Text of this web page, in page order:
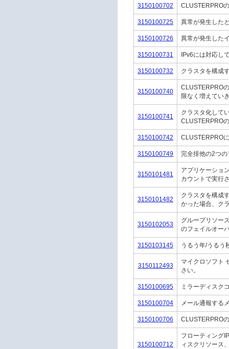
3150100702 CLUSTERPRO
3150100725 異常が発生した
3150100726 異常が発生した
3150100731 IPv6には対応し
3150100732 クラスタを構成
3150100740
CLUSTERPRO
限なく増えてい
3150100741
クラスタ化して
CLUSTERPRO
3150100742 CLUSTERPRO
3150100749 完全排他の2つ
3150101481
アプリケーショ
カウントで実行
3150101482
クラスタを構成
かった場合、ク
3150102053
グループリソー
のフェイルオー
3150103145 うるう年/うるう
3150112493
マイクロソフト
さい。
3150100695 ミラーディスク
3150100704 メール通報する
3150100706 CLUSTERPRO
3150100712
フローティング
ィスクリソース